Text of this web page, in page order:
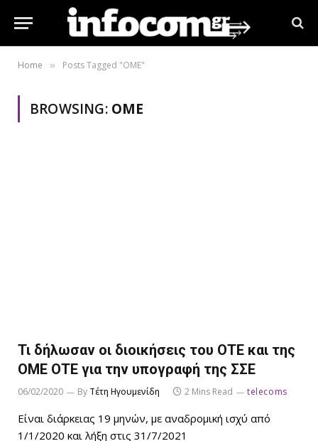
Home » Posts Tagged "ΟΜΕ"
BROWSING: ΟΜΕ
Τι δήλωσαν οι διοικήσεις του ΟΤΕ και της
ΟΜΕ ΟΤΕ για την υπογραφή της ΣΣΕ
06/02/2020 By Τέτη Ηγουμενίδη 2 Mins Read telecoms
Είναι διάρκειας 19 μηνών, με αναδρομική ισχύ από
1/1/2020 και λήξη στις 31/7/2021